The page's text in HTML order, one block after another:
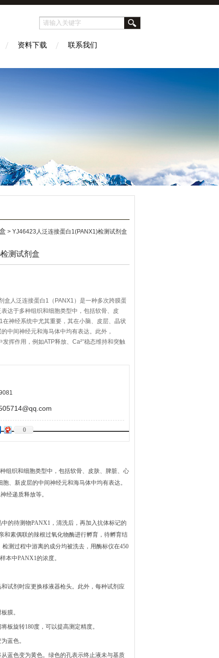
资料下载 联系我们
> YJ46423人泛连接蛋白1(PANX1)检测试剂盒
测试剂盒
盒人泛连接蛋白1（PANX1）是一种多次跨膜蛋
达于多种组织和细胞类型中，包括软骨、皮
神经系统中尤其重要，其在小脑、皮层、晶状
中间神经元和海马体中均有表达。此外，
挥作用，例如ATP释放、Ca²⁺稳态维持和突触
0
组织和细胞类型中，包括软骨、皮肤、脾脏、心
、新皮层的中间神经元和海马体中均有表达。
经递质释放等。
的待测物PANX1 ，清洗后，再加入抗体标记的
和素偶联的辣根过氧化物酶进行孵育，待孵育结
测过程中游离的成分均被洗去，用酶标仪在450
本中PANX1的浓度。
试剂时应更换移液器枪头。此外，每种试剂应
膜。
板旋转180度，可以提高测定精度。
蓝色。
蓝色变为黄色。绿色的孔表示终止液未与基质